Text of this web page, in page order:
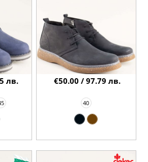
лв.
40
€50.00 / 97.79 лв.